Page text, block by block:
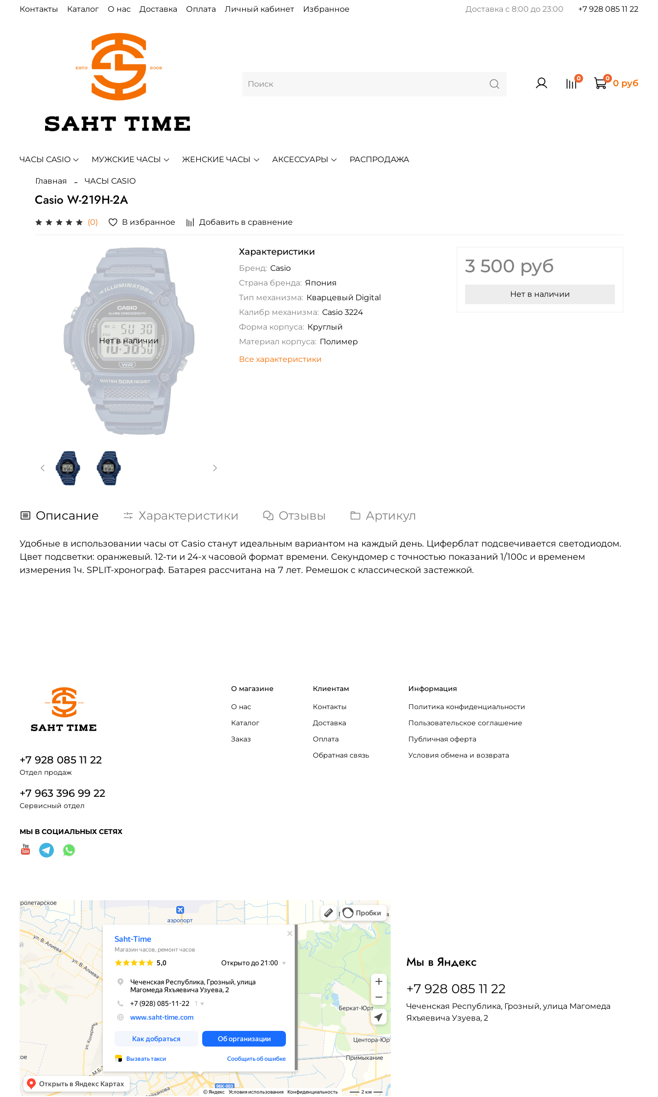
Контакты Каталог О нас Доставка Оплата Личный кабинет Избранное Доставка с 8:00 до 23:00 +7 928 085 11 22
0 0 0 руб
ЧАСЫ CASIO МУЖСКИЕ ЧАСЫ ЖЕНСКИЕ ЧАСЫ АКСЕССУАРЫ РАСПРОДАЖА
Главная ЧАСЫ CASIO
Casio W-219H-2A
(0) В избранное Добавить в сравнение
Нет в наличии
Характеристики
Бренд: Casio
Страна бренда: Япония
Тип механизма: Кварцевый Digital
Калибр механизма: Casio 3224
Форма корпуса: Круглый
Материал корпуса: Полимер
Все характеристики
3 500 руб
Нет в наличии
Описание Характеристики Отзывы Артикул
Удобные в использовании часы от Casio станут идеальным вариантом на каждый день. Циферблат подсвечивается светодиодом.
Цвет подсветки: оранжевый. 12-ти и 24-х часовой формат времени. Секундомер с точностью показаний 1/100с и временем
измерения 1ч. SPLIT-хронограф. Батарея рассчитана на 7 лет. Ремешок с классической застежкой.
О магазине
О нас
Каталог
Заказ
Клиентам
Контакты
Доставка
Оплата
Обратная связь
Информация
Политика конфиденциальности
Пользовательское соглашение
Публичная оферта
Условия обмена и возврата
+7 928 085 11 22
Отдел продаж
+7 963 396 99 22
Сервисный отдел
МЫ В СОЦИАЛЬНЫХ СЕТЯХ
Мы в Яндекс
+7 928 085 11 22
Чеченская Республика, Грозный, улица Магомеда
Яхъяевича Узуева, 2